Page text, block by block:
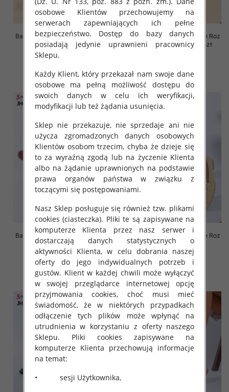
Balerinki/ Espadryle damskie Roz
36-41, 1 kolor Paczka 8 szt
61.00 zł
szczegóły
Balerinki/ Espadryle damskie Roz
36-41, 1 kolor Paczka 8 szt
szczegóły
Balerinki/ Espadryle damskie Roz
36-41, 1 kolor Paczka 8 szt
66.00 zł
szczegóły
Balerinki/ Espadryle damskie Roz
36-41 / 12 par
36.00 zł
szczegóły
osobowe Klientów przechowujemy na
serwerach zapewniających ich pełne
bezpieczeństwo. Dostęp do bazy danych
posiadają jedynie uprawnieni pracownicy
Sklepu.
Każdy Klient, który przekazał nam swoje dane
osobowe ma pełną możliwość dostępu do
swoich danych w celu ich weryfikacji,
modyfikacji lub też żądania usunięcia.
Sklep nie przekazuje, nie sprzedaje ani nie
użycza zgromadzonych danych osobowych
Klientów osobom trzecim, chyba że dzieje się
to za wyraźną zgodą lub na życzenie Klienta
albo na żądanie uprawnionych na podstawie
prawa organów państwa w związku z
toczącymi się postępowaniami.
Nasz Sklep posługuje się również tzw. plikami
cookies (ciasteczka). Pliki te są zapisywane na
komputerze Klienta przez nasz serwer i
dostarczają danych statystycznych o
aktywności Klienta, w celu dobrania naszej
oferty do jego indywidualnych potrzeb i
gustów. Klient w każdej chwili może wyłączyć
w swojej przeglądarce internetowej opcję
przyjmowania cookies, choć musi mieć
świadomość, że w niektórych przypadkach
odłączenie tych plików może wpłynąć na
utrudnienia w korzystaniu z oferty naszego
Sklepu. Pliki cookies zapisywane na
komputerze Klienta przechowują informacje
na temat:
• sesji Użytkownika,